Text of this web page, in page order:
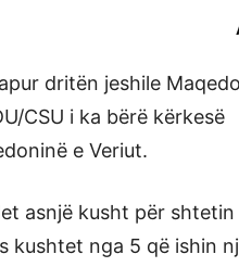
dritën jeshile
CSU i ka bërë kërkesë
e Veriut.
asnjë kusht për
kushtet nga 5 që ishin